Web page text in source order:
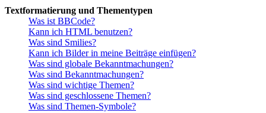
Textformatierung und Thementypen
Was ist BBCode?
Kann ich HTML benutzen?
Was sind Smilies?
Kann ich Bilder in meine Beiträge einfügen?
Was sind globale Bekanntmachungen?
Was sind Bekanntmachungen?
Was sind wichtige Themen?
Was sind geschlossene Themen?
Was sind Themen-Symbole?